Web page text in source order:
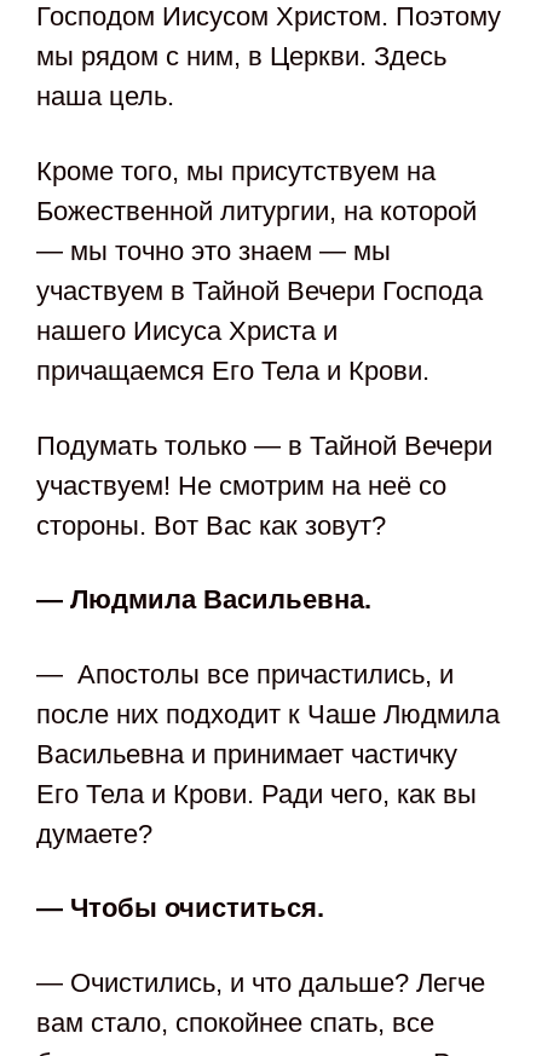
Господом Иисусом Христом. Поэтому
мы рядом с ним, в Церкви. Здесь
наша цель.
Кроме того, мы присутствуем на
Божественной литургии, на которой
— мы точно это знаем — мы
участвуем в Тайной Вечери Господа
нашего Иисуса Христа и
причащаемся Его Тела и Крови.
Подумать только — в Тайной Вечери
участвуем! Не смотрим на неё со
стороны. Вот Вас как зовут?
— Людмила Васильевна.
— Апостолы все причастились, и
после них подходит к Чаше Людмила
Васильевна и принимает частичку
Его Тела и Крови. Ради чего, как вы
думаете?
— Чтобы очиститься.
— Очистились, и что дальше? Легче
вам стало, спокойнее спать, все